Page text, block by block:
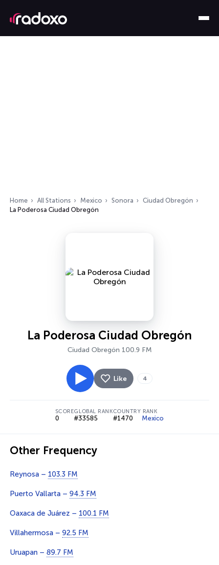
Home All Stations Mexico Sonora
Ciudad Obregón
La Poderosa Ciudad Obregón
La Poderosa Ciudad Obregón
Ciudad Obregón 100.9 FM
Like 4
SCORE
0
GLOBAL RANK
#33585
COUNTRY RANK
#1470 Mexico
Other Frequency
Reynosa – 103.3 FM
Puerto Vallarta – 94.3 FM
Oaxaca de Juárez – 100.1 FM
Villahermosa – 92.5 FM
Uruapan – 89.7 FM